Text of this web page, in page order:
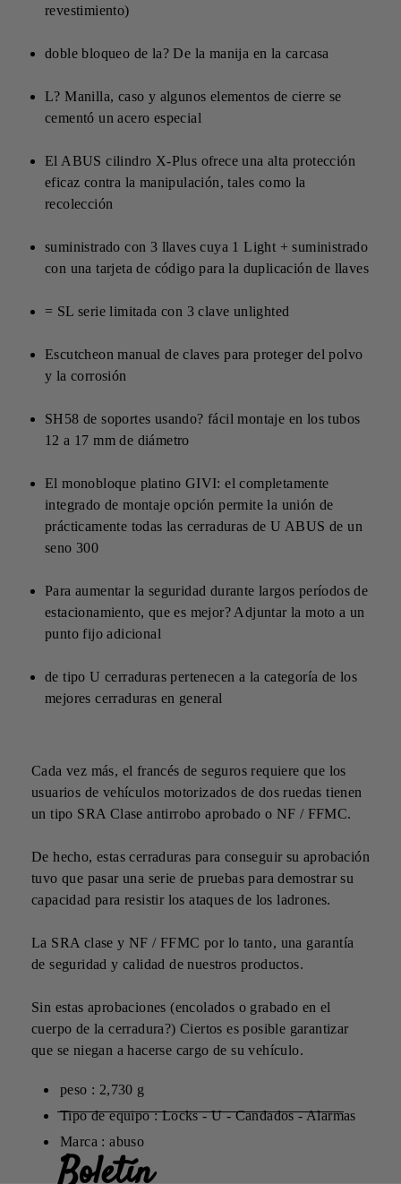
revestimiento)
doble bloqueo de la? De la manija en la carcasa
L? Manilla, caso y algunos elementos de cierre se
cementó un acero especial
El ABUS cilindro X-Plus ofrece una alta protección
eficaz contra la manipulación, tales como la
recolección
suministrado con 3 llaves cuya 1 Light + suministrado
con una tarjeta de código para la duplicación de llaves
= SL serie limitada con 3 clave unlighted
Escutcheon manual de claves para proteger del polvo
y la corrosión
SH58 de soportes usando? fácil montaje en los tubos
12 a 17 mm de diámetro
El monobloque platino GIVI: el completamente
integrado de montaje opción permite la unión de
prácticamente todas las cerraduras de U ABUS de un
seno 300
Para aumentar la seguridad durante largos períodos de
estacionamiento, que es mejor? Adjuntar la moto a un
punto fijo adicional
de tipo U cerraduras pertenecen a la categoría de los
mejores cerraduras en general
Cada vez más, el francés de seguros requiere que los
usuarios de vehículos motorizados de dos ruedas tienen
un tipo SRA Clase antirrobo aprobado o NF / FFMC.
De hecho, estas cerraduras para conseguir su aprobación
tuvo que pasar una serie de pruebas para demostrar su
capacidad para resistir los ataques de los ladrones.
La SRA clase y NF / FFMC por lo tanto, una garantía
de seguridad y calidad de nuestros productos.
Sin estas aprobaciones (encolados o grabado en el
cuerpo de la cerradura?) Ciertos es posible garantizar
que se niegan a hacerse cargo de su vehículo.
peso : 2,730 g
Tipo de equipo : Locks - U - Candados - Alarmas
Marca : abuso